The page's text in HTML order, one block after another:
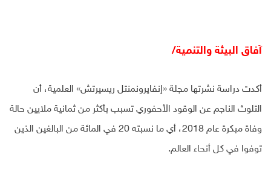
آفاق البيئة والتنمية/
أكدت دراسة نشرتها مجلة «إنفايرونمنتل ريسيرتش» العلمية، أن
التلوث الناجم عن الوقود الأحفوري تسبب بأكثر من ثمانية ملايين حالة
وفاة مبكرة عام 2018، أي ما نسبته 20 في المائة من البالغين الذين
توفوا في كل أنحاء العالم.